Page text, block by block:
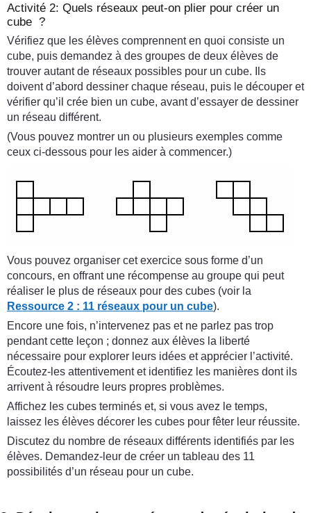
Activité 2: Quels réseaux peut-on plier pour créer un
cube ?
Vérifiez que les élèves comprennent en quoi consiste un
cube, puis demandez à des groupes de deux élèves de
trouver autant de réseaux possibles pour un cube. Ils
doivent d’abord dessiner chaque réseau, puis le découper et
vérifier qu’il crée bien un cube, avant d’essayer de dessiner
un réseau différent.
(Vous pouvez montrer un ou plusieurs exemples comme
ceux ci-dessous pour les aider à commencer.)
Vous pouvez organiser cet exercice sous forme d’un
concours, en offrant une récompense au groupe qui peut
réaliser le plus de réseaux pour des cubes (voir la
Ressource 2 : 11 réseaux pour un cube).
Encore une fois, n’intervenez pas et ne parlez pas trop
pendant cette leçon ; donnez aux élèves la liberté
nécessaire pour explorer leurs idées et apprécier l’activité.
Écoutez-les attentivement et identifiez les manières dont ils
arrivent à résoudre leurs propres problèmes.
Affichez les cubes terminés et, si vous avez le temps,
laissez les élèves décorer les cubes pour fêter leur réussite.
Discutez du nombre de réseaux différents identifiés par les
élèves. Demandez-leur de créer un tableau des 11
possibilités d’un réseau pour un cube.